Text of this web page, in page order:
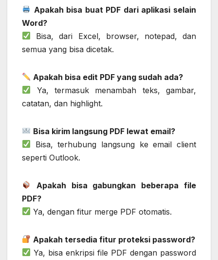
Apakah bisa buat PDF dari aplikasi selain
Word?
Bisa, dari Excel, browser, notepad, dan
semua yang bisa dicetak.
Apakah bisa edit PDF yang sudah ada?
Ya, termasuk menambah teks, gambar,
catatan, dan highlight.
Bisa kirim langsung PDF lewat email?
Bisa, terhubung langsung ke email client
seperti Outlook.
Apakah bisa gabungkan beberapa file
PDF?
Ya, dengan fitur merge PDF otomatis.
Apakah tersedia fitur proteksi password?
Ya, bisa enkripsi file PDF dengan password